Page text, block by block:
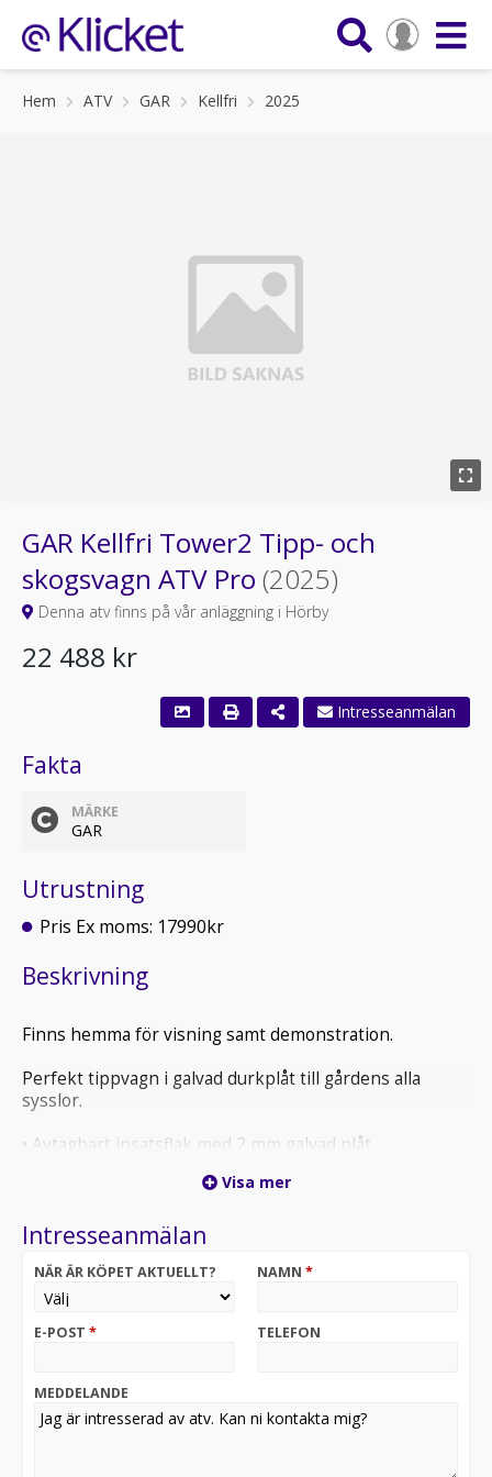
Hem ATV GAR Kellfri 2025
GAR Kellfri Tower2 Tipp- och
skogsvagn ATV Pro (2025)
Denna atv finns på vår anläggning i Hörby
22 488 kr
Intresseanmälan
Fakta
MÄRKE
GAR
Utrustning
Pris Ex moms: 17990kr
Beskrivning
Finns hemma för visning samt demonstration.
Perfekt tippvagn i galvad durkplåt till gårdens alla
sysslor.
• Avtagbart insatsflak med 2 mm galvad plåt
• Kraftig V-boggi för bra klättringsförmåga i
• 4 st förstärkta och tandade upp- och nedfällbara
• Krantornsinfästningen kan justeras
Visa mer
Intresseanmälan
NÄR ÄR KÖPET AKTUELLT? NAMN *
E-POST * TELEFON
MEDDELANDE